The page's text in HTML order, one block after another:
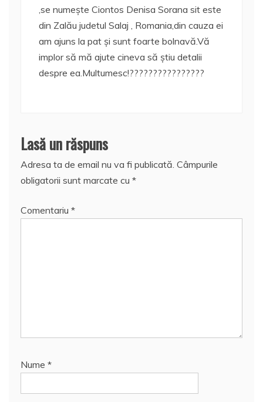
,se numește Ciontos Denisa Sorana sit este
din Zalău judetul Salaj , Romania,din cauza ei
am ajuns la pat și sunt foarte bolnavă.Vă
implor să mă ajute cineva să știu detalii
despre ea.Multumesc!????????????????
Lasă un răspuns
Adresa ta de email nu va fi publicată. Câmpurile
obligatorii sunt marcate cu *
Comentariu *
Nume *